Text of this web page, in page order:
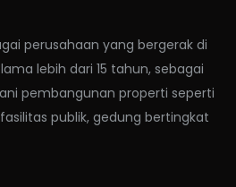
perusahaan yang bergerak di
lebih dari 15 tahun, sebagai
pembangunan properti seperti
publik, gedung bertingkat